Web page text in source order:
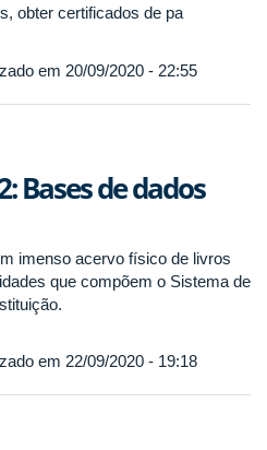
obter certificados de pa
em 20/09/2020 - 22:55
Bases de dados
imenso acervo físico de livros
que compõem o Sistema de
em 22/09/2020 - 19:18